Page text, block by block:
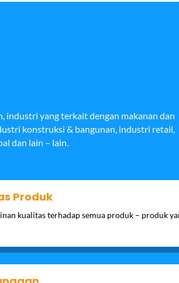
industri yang terkait dengan makanan dan
konstruksi & bangunan, industri retail,
dan lain – lain.
Produk
kualitas terhadap semua produk – produk